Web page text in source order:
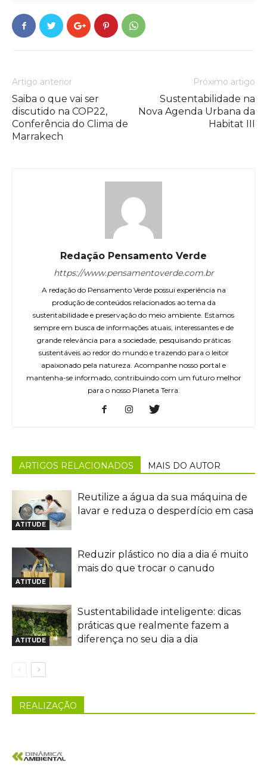
Artigo anterior
Saiba o que vai ser
discutido na COP22,
Conferência do Clima de
Marrakech
Próximo artigo
Sustentabilidade na
Nova Agenda Urbana da
Habitat III
Redação Pensamento Verde
https://www.pensamentoverde.com.br
A redação do Pensamento Verde possui experiência na
produção de conteúdos relacionados ao tema da
sustentabilidade e preservação do meio ambiente. Estamos
sempre em busca de informações atuais, interessantes e de
grande relevância para a sociedade, pesquisando práticas
sustentáveis ao redor do mundo e trazendo para o leitor
apaixonado pela natureza. Acompanhe nosso portal e
mantenha-se informado, contribuindo com um futuro melhor
para o nosso Planeta Terra.
ARTIGOS RELACIONADOS MAIS DO AUTOR
ATITUDE
Reutilize a água da sua máquina de
lavar e reduza o desperdício em casa
ATITUDE
Reduzir plástico no dia a dia é muito
mais do que trocar o canudo
ATITUDE
Sustentabilidade inteligente: dicas
práticas que realmente fazem a
diferença no seu dia a dia
REALIZAÇÃO